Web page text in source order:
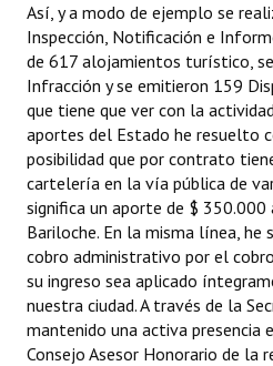
Así, y a modo de ejemplo se
Inspección, Notificación e
de 617 alojamientos turístico,
Infracción y se emitieron 159
que tiene que ver con la
aportes del Estado he resuelto
posibilidad que por contrato
cartelería en la vía pública de
significa un aporte de $ 350.000
Bariloche. En la misma línea, he
cobro administrativo por el
su ingreso sea aplicado
nuestra ciudad. A través de la
mantenido una activa presencia
Consejo Asesor Honorario de la